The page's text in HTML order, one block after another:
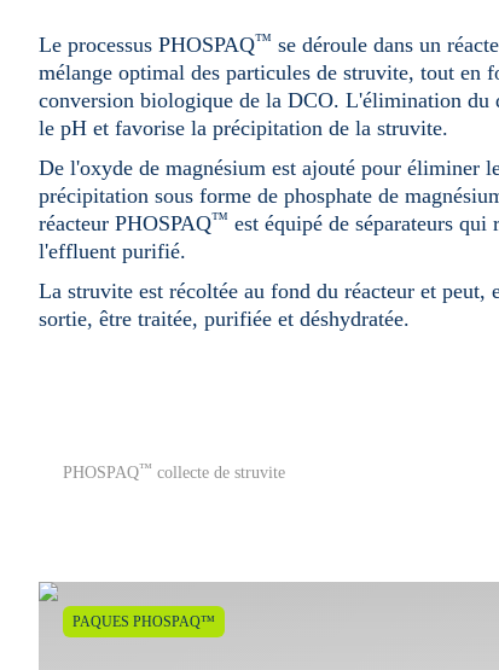
Le processus PHOSPAQ™ se déroule dans un
mélange optimal des particules de struvite, tout en
conversion biologique de la DCO. L'élimination du
le pH et favorise la précipitation de la struvite.
De l'oxyde de magnésium est ajouté pour éliminer
précipitation sous forme de phosphate de
réacteur PHOSPAQ™ est équipé de séparateurs
l'effluent purifié.
La struvite est récoltée au fond du réacteur et peut,
sortie, être traitée, purifiée et déshydratée.
PHOSPAQ™ collecte de struvite
PAQUES PHOSPAQ™